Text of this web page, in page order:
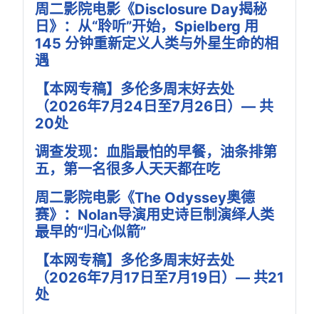
周二影院电影《Disclosure Day揭秘
日》：从“聆听”开始，Spielberg 用
145 分钟重新定义人类与外星生命的相
遇
【本网专稿】多伦多周末好去处
（2026年7月24日至7月26日）— 共
20处
调查发现：血脂最怕的早餐，油条排第
五，第一名很多人天天都在吃
周二影院电影《The Odyssey奥德
赛》：Nolan导演用史诗巨制演绎人类
最早的“归心似箭”
【本网专稿】多伦多周末好去处
（2026年7月17日至7月19日）— 共21
处